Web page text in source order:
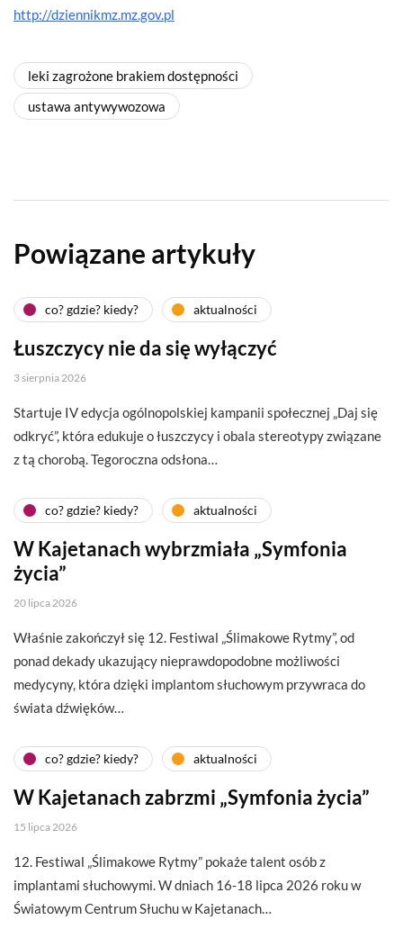
http://dziennikmz.mz.gov.pl
leki zagrożone brakiem dostępności
ustawa antywywozowa
Powiązane artykuły
co? gdzie? kiedy? aktualności
Łuszczycy nie da się wyłączyć
3 sierpnia 2026
Startuje IV edycja ogólnopolskiej kampanii społecznej „Daj się
odkryć”, która edukuje o łuszczycy i obala stereotypy związane
z tą chorobą. Tegoroczna odsłona…
co? gdzie? kiedy? aktualności
W Kajetanach wybrzmiała „Symfonia
życia”
20 lipca 2026
Właśnie zakończył się 12. Festiwal „Ślimakowe Rytmy”, od
ponad dekady ukazujący nieprawdopodobne możliwości
medycyny, która dzięki implantom słuchowym przywraca do
świata dźwięków…
co? gdzie? kiedy? aktualności
W Kajetanach zabrzmi „Symfonia życia”
15 lipca 2026
12. Festiwal „Ślimakowe Rytmy” pokaże talent osób z
implantami słuchowymi. W dniach 16-18 lipca 2026 roku w
Światowym Centrum Słuchu w Kajetanach…